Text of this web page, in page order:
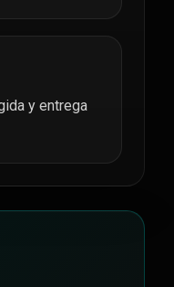
y entrega